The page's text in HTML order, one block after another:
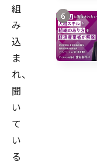
組
み
込
ま
れ、
聞
い
て
い
る